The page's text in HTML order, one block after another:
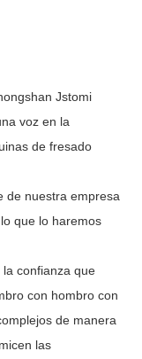
Jstomi
voz en la
de fresado
de nuestra empresa
que lo haremos
confianza que
con hombro con
de manera
las